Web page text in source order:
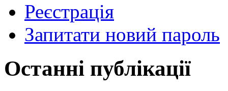
Реєстрація
Запитати новий пароль
Останні публікації